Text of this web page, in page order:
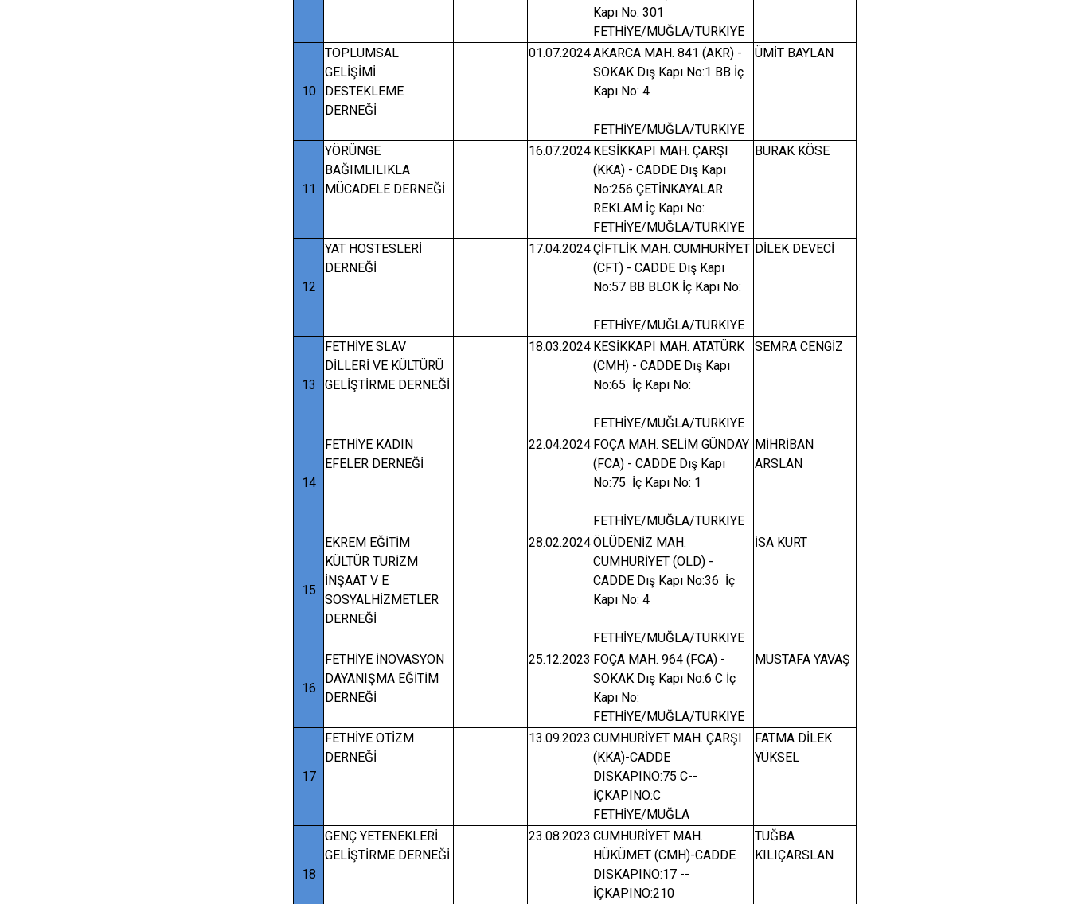
Kapı No: 301
FETHİYE/MUĞLA/TURKIYE
10
TOPLUMSAL
GELİŞİMİ
DESTEKLEME
DERNEĞİ
01.07.2024AKARCA MAH. 841 (AKR) -
SOKAK Dış Kapı No:1 BB İç
Kapı No: 4
FETHİYE/MUĞLA/TURKIYE
ÜMİT BAYLAN
11
YÖRÜNGE
BAĞIMLILIKLA
MÜCADELE DERNEĞİ
16.07.2024 KESİKKAPI MAH. ÇARŞI
(KKA) - CADDE Dış Kapı
No:256 ÇETİNKAYALAR
REKLAM İç Kapı No:
FETHİYE/MUĞLA/TURKIYE
BURAK KÖSE
12
YAT HOSTESLERİ
DERNEĞİ
17.04.2024ÇİFTLİK MAH. CUMHURİYET
(CFT) - CADDE Dış Kapı
No:57 BB BLOK İç Kapı No:
FETHİYE/MUĞLA/TURKIYE
DİLEK DEVECİ
13
FETHİYE SLAV
DİLLERİ VE KÜLTÜRÜ
GELİŞTİRME DERNEĞİ
18.03.2024 KESİKKAPI MAH. ATATÜRK
(CMH) - CADDE Dış Kapı
No:65 İç Kapı No:
FETHİYE/MUĞLA/TURKIYE
SEMRA CENGİZ
14
FETHİYE KADIN
EFELER DERNEĞİ
22.04.2024 FOÇA MAH. SELİM GÜNDAY
(FCA) - CADDE Dış Kapı
No:75 İç Kapı No: 1
FETHİYE/MUĞLA/TURKIYE
MİHRİBAN
ARSLAN
15
EKREM EĞİTİM
KÜLTÜR TURİZM
İNŞAAT V E
SOSYALHİZMETLER
DERNEĞİ
28.02.2024ÖLÜDENİZ MAH.
CUMHURİYET (OLD) -
CADDE Dış Kapı No:36 İç
Kapı No: 4
FETHİYE/MUĞLA/TURKIYE
İSA KURT
16
FETHİYE İNOVASYON
DAYANIŞMA EĞİTİM
DERNEĞİ
25.12.2023 FOÇA MAH. 964 (FCA) -
SOKAK Dış Kapı No:6 C İç
Kapı No:
FETHİYE/MUĞLA/TURKIYE
MUSTAFA YAVAŞ
17
FETHİYE OTİZM
DERNEĞİ
13.09.2023 CUMHURİYET MAH. ÇARŞI
(KKA)-CADDE
DISKAPINO:75 C--
İÇKAPINO:C
FETHİYE/MUĞLA
FATMA DİLEK
YÜKSEL
18
GENÇ YETENEKLERİ
GELİŞTİRME DERNEĞİ
23.08.2023 CUMHURİYET MAH.
HÜKÜMET (CMH)-CADDE
DISKAPINO:17 --
İÇKAPINO:210
TUĞBA
KILIÇARSLAN